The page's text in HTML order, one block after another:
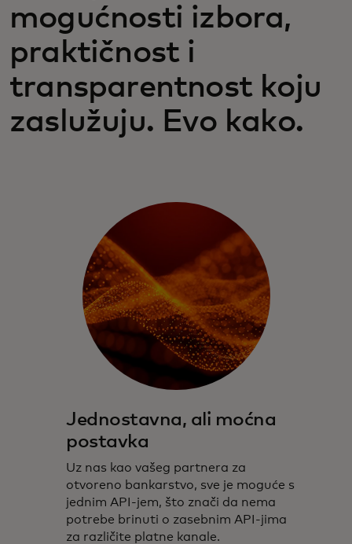
mogućnosti izbora,
praktičnost i
transparentnost koju
zaslužuju. Evo kako.
Jednostavna, ali moćna
postavka
Uz nas kao vašeg partnera za
otvoreno bankarstvo, sve je moguće s
jednim API-jem, što znači da nema
potrebe brinuti o zasebnim API-jima
za različite platne kanale.